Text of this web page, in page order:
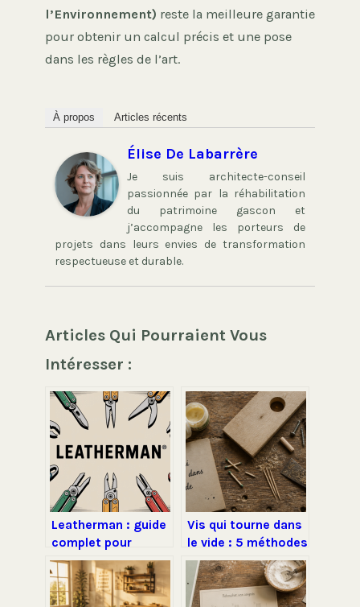
l’Environnement) reste la meilleure garantie
pour obtenir un calcul précis et une pose
dans les règles de l’art.
À propos Articles récents
Élise De Labarrère
Je suis architecte-conseil
passionnée par la réhabilitation
du patrimoine gascon et
j’accompagne les porteurs de
projets dans leurs envies de transformation
respectueuse et durable.
Articles Qui Pourraient Vous
Intéresser :
Leatherman : guide
complet pour
choisir et utiliser
l’outil multifonction
idéal
Vis qui tourne dans
le vide : 5 méthodes
pour réparer vos
meubles sans
changer de pièce